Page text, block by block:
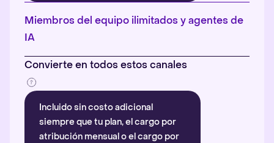
Más información
Miembros del equipo ilimitados y agentes de
IA
Convierte en todos estos canales
Incluido sin costo adicional
siempre que tu plan, el cargo por
atribución mensual o el cargo por